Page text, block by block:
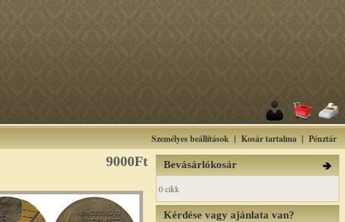
Személyes beállítások | Kosár tartalma | Pénztár
9000Ft Bevásárlókosár
0 cikk
Kérdése vagy ajánlata van?